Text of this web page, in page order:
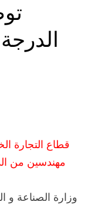
وزارة الصناعة و